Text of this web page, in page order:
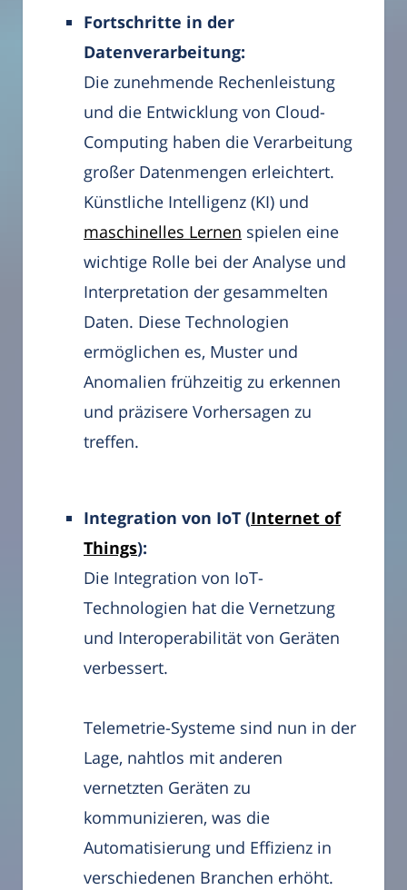
Fortschritte in der
Datenverarbeitung:
Die zunehmende Rechenleistung
und die Entwicklung von Cloud-
Computing haben die Verarbeitung
großer Datenmengen erleichtert.
Künstliche Intelligenz (KI) und
maschinelles Lernen spielen eine
wichtige Rolle bei der Analyse und
Interpretation der gesammelten
Daten. Diese Technologien
ermöglichen es, Muster und
Anomalien frühzeitig zu erkennen
und präzisere Vorhersagen zu
treffen.
Integration von IoT (Internet of
Things):
Die Integration von IoT-
Technologien hat die Vernetzung
und Interoperabilität von Geräten
verbessert.
Telemetrie-Systeme sind nun in der
Lage, nahtlos mit anderen
vernetzten Geräten zu
kommunizieren, was die
Automatisierung und Effizienz in
verschiedenen Branchen erhöht.